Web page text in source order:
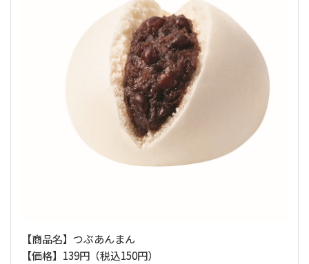
【商品名】つぶあんまん
【価格】139円（税込150円）